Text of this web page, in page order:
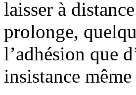
laisser à
prolonge,
l’adhésion que
insistance